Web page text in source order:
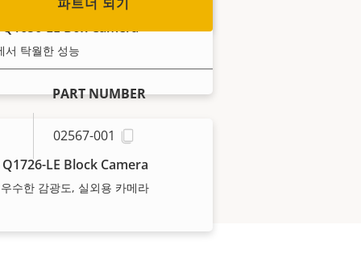
Q1656-LE Box Camera
서 탁월한 성능
Q1726-LE Block Camera
수한 감광도, 실외용 카메라
PART NUMBER
02567-001